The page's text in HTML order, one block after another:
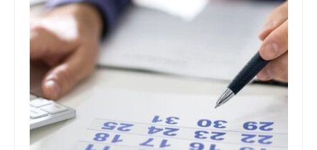
Fale conosco